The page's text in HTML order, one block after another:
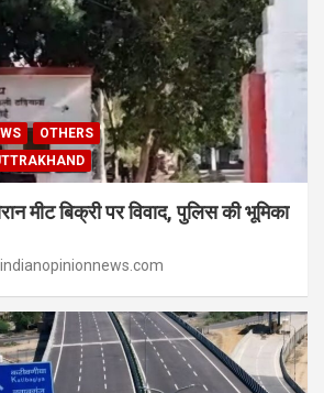
OTHERS
मीट बिक्री पर विवाद, पुलिस की भूमिका